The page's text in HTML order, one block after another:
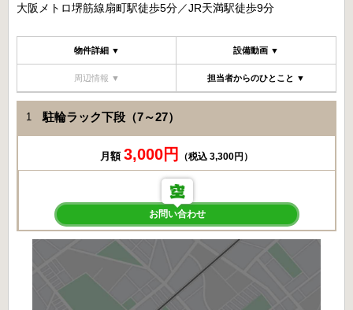
大阪メトロ堺筋線扇町駅徒歩5分／JR天満駅徒歩9分
物件詳細 ▼ 設備動画 ▼
周辺情報 ▼ 担当者からのひとこと ▼
1 駐輪ラック下段（7～27）
月額 3,000円 （税込 3,300円）
お問い合わせ